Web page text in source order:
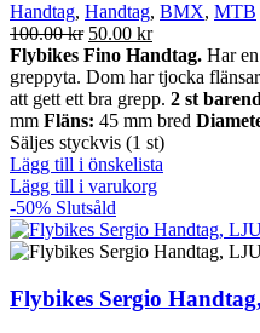
Handtag, Handtag, BMX, MTB
100.00kr Det
ursprungliga
priset
var:
100.00 kr.
50.00 krDet
nuvarande
priset
är:
50.00 kr.
Flybikes Fino Handtag. Har
greppyta. Dom har tjocka
att gett ett bra grepp. 2 st
mm Fläns: 45 mm bred
Säljes styckvis (1 st)
Lägg till i önskelista
Lägg till i varukorg
-50% Slutsåld
Flybikes Sergio